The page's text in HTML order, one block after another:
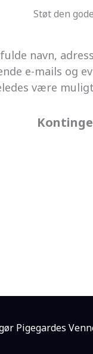
Støt den
navn,
e-mails og
være
Pigegardes